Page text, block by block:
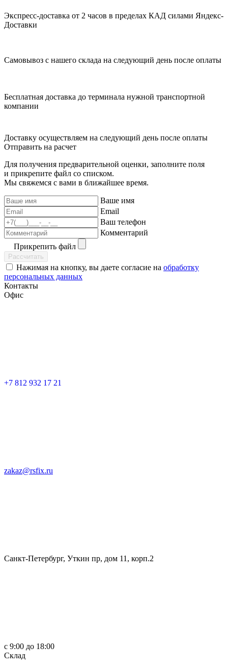
Экспресс-доставка от 2 часов в пределах КАД силами Яндекс-
Доставки
Самовывоз с нашего склада на следующий день после оплаты
Бесплатная доставка до терминала нужной транспортной
компании
Доставку осуществляем на следующий день после оплаты
Отправить на расчет
Для получения предварительной оценки, заполните поля
и прикрепите файл со списком.
Мы свяжемся с вами в ближайшее время.
Ваше имя
Email
Ваш телефон
Комментарий
Прикрепить файл
Рассчитать
Нажимая на кнопку, вы даете согласие на обработку
персональных данных
Контакты
Офис
+7 812 932 17 21
zakaz@rsfix.ru
Санкт-Петербург, Уткин пр, дом 11, корп.2
c 9:00 до 18:00
Склад